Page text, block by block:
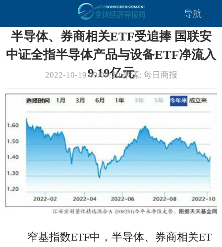
导航
半导体、券商相关ETF受追捧 国联安
中证全指半导体产品与设备ETF净流入
9.19亿元
2022-10-19 09:09:20 来源: 每日商报
窄基指数ETF中，半导体、券商相关ET